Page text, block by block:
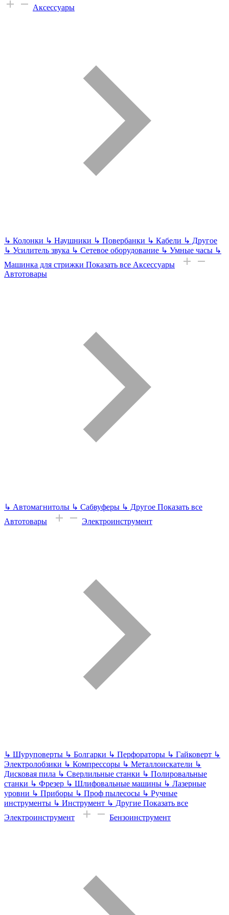
Аксессуары
↳ Колонки ↳ Наушники ↳ Повербанки ↳ Кабели ↳ Другое
↳ Усилитель звука ↳ Сетевое оборудование ↳ Умные часы ↳
Машинка для стрижки Показать все Аксессуары
Автотовары
↳ Автомагнитолы ↳ Сабвуферы ↳ Другое Показать все
Автотовары
Электроинструмент
↳ Шуруповерты ↳ Болгарки ↳ Перфораторы ↳ Гайковерт ↳
Электролобзики ↳ Компрессоры ↳ Металлоискатели ↳
Дисковая пила ↳ Сверлильные станки ↳ Полировальные
станки ↳ Фрезер ↳ Шлифовальные машины ↳ Лазерные
уровни ↳ Приборы ↳ Проф пылесосы ↳ Ручные
инструменты ↳ Инструмент ↳ Другие Показать все
Электроинструмент
Бензоинструмент